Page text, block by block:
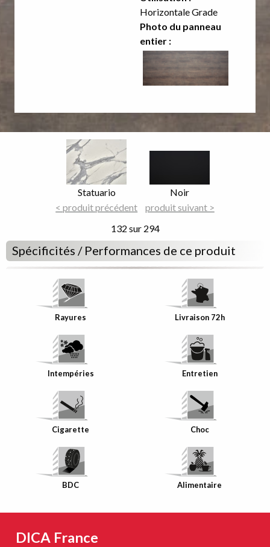
Horizontale Grade
Photo du panneau
entier :
Image
Focus
du
Statuario
< produit précédent
du
Noir
produit suivant >
132 sur 294
Spécificités / Performances de ce produit
Rayures Livraison 72h
Intempéries Entretien
Cigarette Choc
BDC
Bande de
Chant
assortie à
votre décor
Alimentaire
DICA France